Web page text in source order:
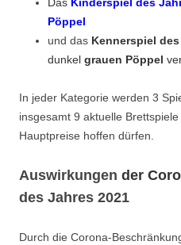
Das Kinderspiel des
Pöppel
und das Kennerspiel
dunkel grauen Pöppel
In jeder Kategorie werden 3
insgesamt 9 aktuelle
Hauptpreise hoffen dürfen.
Auswirkungen der
des Jahres 2021
Durch die Corona-